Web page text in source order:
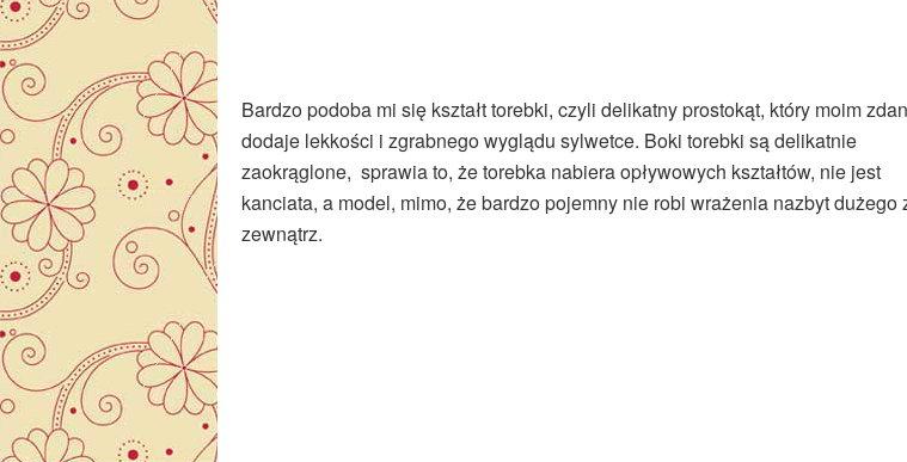
Bardzo podoba mi się kształt torebki, czyli delikatny prostokąt, który moim
dodaje lekkości i zgrabnego wyglądu sylwetce. Boki torebki są delikatnie
zaokrąglone, sprawia to, że torebka nabiera opływowych kształtów, nie jest
kanciata, a model, mimo, że bardzo pojemny nie robi wrażenia nazbyt dużego
zewnątrz.